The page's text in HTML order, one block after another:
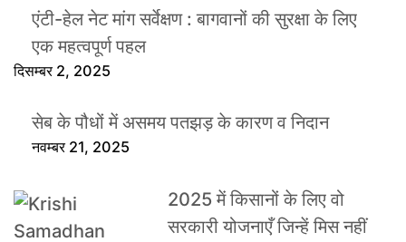
एंटी-हेल नेट मांग सर्वेक्षण : बागवानों की सुरक्षा के लिए
एक महत्वपूर्ण पहल
दिसम्बर 2, 2025
सेब के पौधों में असमय पतझड़ के कारण व निदान
नवम्बर 21, 2025
2025 में किसानों के लिए वो
सरकारी योजनाएँ जिन्हें मिस नहीं